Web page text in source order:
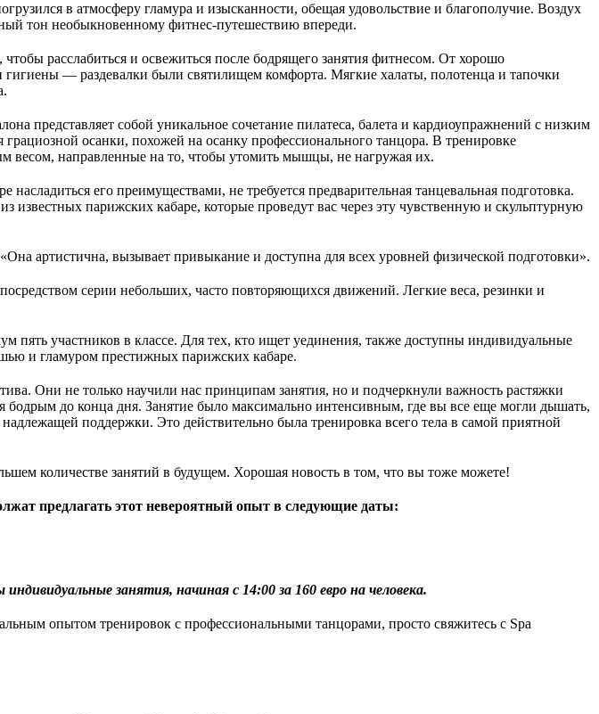
в атмосферу гламура и изысканности, обещая удовольствие и благополучие. Воздух
тон необыкновенному фитнес-путешествию впереди.
расслабиться и освежиться после бодрящего занятия фитнесом. От хорошо
гигиены — раздевалки были святилищем комфорта. Мягкие халаты, полотенца и тапочки
представляет собой уникальное сочетание пилатеса, балета и кардиоупражнений с низким
осанки, похожей на осанку профессионального танцора. В тренировке
весом, направленные на то, чтобы утомить мышцы, не нагружая их.
его преимуществами, не требуется предварительная танцевальная подготовка.
парижских кабаре, которые проведут вас через эту чувственную и скульптурную
артистична, вызывает привыкание и доступна для всех уровней физической подготовки».
серии небольших, часто повторяющихся движений. Легкие веса, резинки и
пять участников в классе. Для тех, кто ищет уединения, также доступны индивидуальные
и гламуром престижных парижских кабаре.
Они не только научили нас принципам занятия, но и подчеркнули важность растяжки
до конца дня. Занятие было максимально интенсивным, где вы все еще могли дышать,
поддержки. Это действительно была тренировка всего тела в самой приятной
количестве занятий в будущем. Хорошая новость в том, что вы тоже можете!
предлагать этот невероятный опыт в следующие даты:
занятия, начиная с 14:00 за 160 евро на человека.
опытом тренировок с профессиональными танцорами, просто свяжитесь с Spa